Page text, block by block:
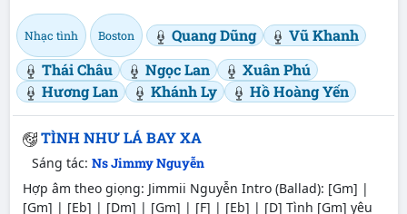
Nhạc tình Boston Quang Dũng
Vũ Khanh
Thái Châu
Ngọc Lan
Xuân Phú
Hương Lan
Khánh Ly Hồ Hoàng Yến
TÌNH NHƯ LÁ BAY XA
Sáng tác: Ns Jimmy Nguyễn
Hợp âm theo giọng: Jimmii Nguyễn Intro (Ballad): [Gm] |
[Gm] | [Eb] | [Dm] | [Gm] | [F] | [Eb] | [D] Tình [Gm] yêu